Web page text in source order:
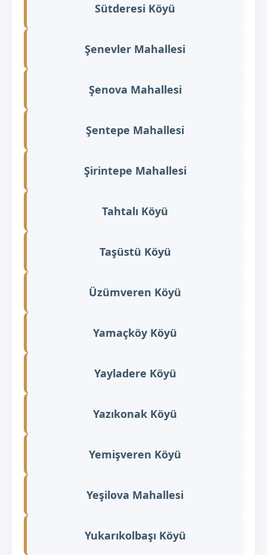
Sütderesi Köyü
Şenevler Mahallesi
Şenova Mahallesi
Şentepe Mahallesi
Şirintepe Mahallesi
Tahtalı Köyü
Taşüstü Köyü
Üzümveren Köyü
Yamaçköy Köyü
Yayladere Köyü
Yazıkonak Köyü
Yemişveren Köyü
Yeşilova Mahallesi
Yukarıkolbaşı Köyü